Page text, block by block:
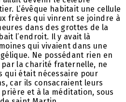
L’évêque habitait une cellule
frères qui vinrent se joindre à
dans des grottes de la
l’endroit. Il y avait là
qui vivaient dans une
Ne possédant rien en
la charité fraternelle, ne
qui était nécessaire pour
car ils consacraient leurs
et à la méditation, sous